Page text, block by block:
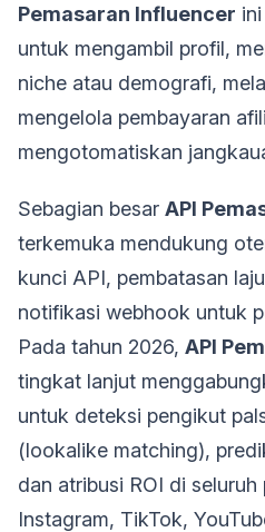
Pemasaran Influencer
untuk mengambil profil,
niche atau demografi,
mengelola pembayaran
mengotomatiskan
Sebagian besar API
terkemuka mendukung
kunci API, pembatasan
notifikasi webhook untuk
Pada tahun 2026, API
tingkat lanjut
untuk deteksi pengikut
(lookalike matching),
dan atribusi ROI di
Instagram, TikTok,